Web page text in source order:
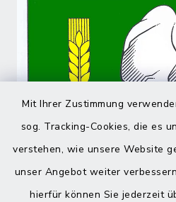
Mit Ihrer Zustimmung
sog. Tracking-Cookies, die es
verstehen, wie unsere Website
unser Angebot weiter
hierfür können Sie jederzeit